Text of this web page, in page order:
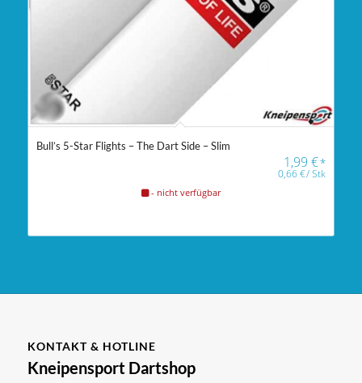
Bull’s 5-Star Flights – The Dart Side – Slim
1,99€*
0,66€/Stk
- nicht verfügbar
KONTAKT & HOTLINE
Kneipensport Dartshop